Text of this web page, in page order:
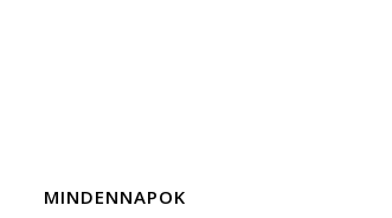
MINDENNAPOK